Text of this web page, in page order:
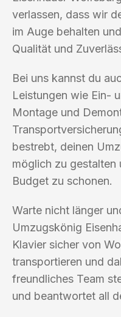
verlassen, dass wir
im Auge behalten
Qualität und
Bei uns kannst du
Leistungen wie Ein-
Montage und
bestrebt, deinen
möglich zu gestalten
Budget zu schonen.
Warte nicht länger
Umzugskönig
Klavier sicher von
transportieren und
freundliches Team
und beantwortet all